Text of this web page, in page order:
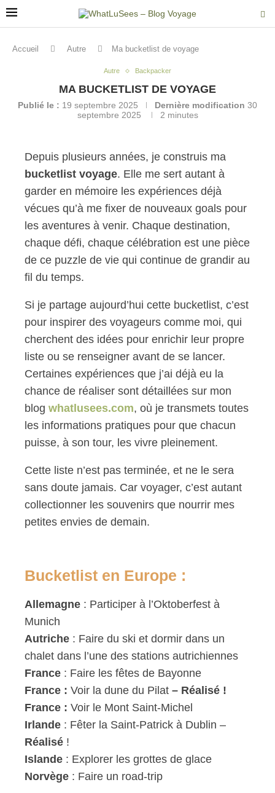
Accueil Autre Ma bucketlist de voyage
Autre Backpacker
MA BUCKETLIST DE VOYAGE
Publié le : 19 septembre 2025 Dernière modification 30
septembre 2025
2 minutes
Depuis plusieurs années, je construis ma
bucketlist voyage. Elle me sert autant à
garder en mémoire les expériences déjà
vécues qu’à me fixer de nouveaux goals pour
les aventures à venir. Chaque destination,
chaque défi, chaque célébration est une pièce
de ce puzzle de vie qui continue de grandir au
fil du temps.
Si je partage aujourd’hui cette bucketlist, c’est
pour inspirer des voyageurs comme moi, qui
cherchent des idées pour enrichir leur propre
liste ou se renseigner avant de se lancer.
Certaines expériences que j’ai déjà eu la
chance de réaliser sont détaillées sur mon
blog whatlusees.com, où je transmets toutes
les informations pratiques pour que chacun
puisse, à son tour, les vivre pleinement.
Cette liste n’est pas terminée, et ne le sera
sans doute jamais. Car voyager, c’est autant
collectionner les souvenirs que nourrir mes
petites envies de demain.
Bucketlist en Europe :
Allemagne : Participer à l’Oktoberfest à
Munich
Autriche : Faire du ski et dormir dans un
chalet dans l’une des stations autrichiennes
France : Faire les fêtes de Bayonne
France : Voir la dune du Pilat – Réalisé !
France : Voir le Mont Saint-Michel
Irlande : Fêter la Saint-Patrick à Dublin –
Réalisé !
Islande : Explorer les grottes de glace
Norvège : Faire un road-trip